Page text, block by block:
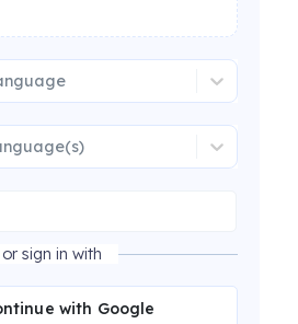
or sign in with
with Google